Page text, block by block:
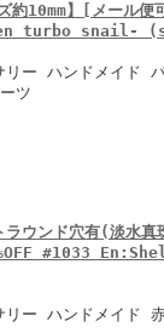
約10mm】[メール
turbo snail-
リー ハンドメイド
ツ
ラウンド穴有(淡水
#1033
リー ハンドメイド